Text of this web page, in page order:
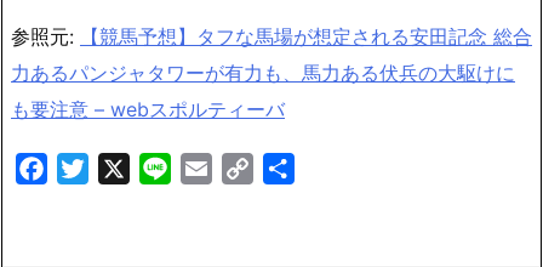
参照元:
【競馬予想】タフな馬場が想定される安田記念 総合
力あるパンジャタワーが有力も、馬力ある伏兵の大駆けに
も要注意 – webスポルティーバ
FacebookTwitter Line Email
Copy